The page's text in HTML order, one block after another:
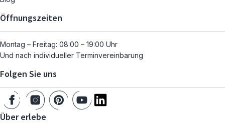
Öffnungszeiten
Montag – Freitag: 08:00 – 19:00 Uhr
Und nach individueller Terminvereinbarung
Folgen Sie uns
Über erlebe